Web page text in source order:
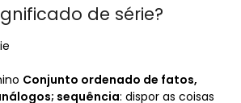
de série?
Conjunto ordenado de fatos,
sequência: dispor as coisas